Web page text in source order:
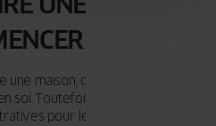
?
une maison, on ne pense souvent
soi. Toutefois, la loi prévoit de
pour le lancement officiel du